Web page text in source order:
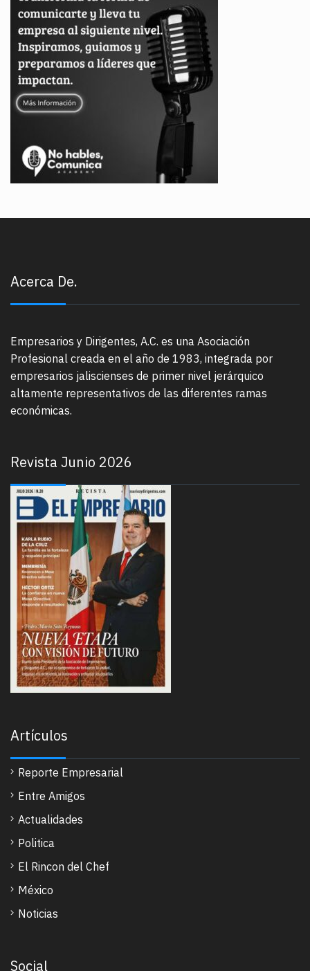
Acerca De.
Empresarios y Dirigentes, A.C. es una Asociación
Profesional creada en el año de 1983, integrada por
empresarios jaliscienses de primer nivel jerárquico
altamente representativos de las diferentes ramas
económicas.
Revista Junio 2026
Artículos
Reporte Empresarial
Entre Amigos
Actualidades
Politica
El Rincon del Chef
México
Noticias
Social